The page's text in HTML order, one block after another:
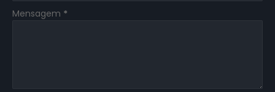
Mensagem *